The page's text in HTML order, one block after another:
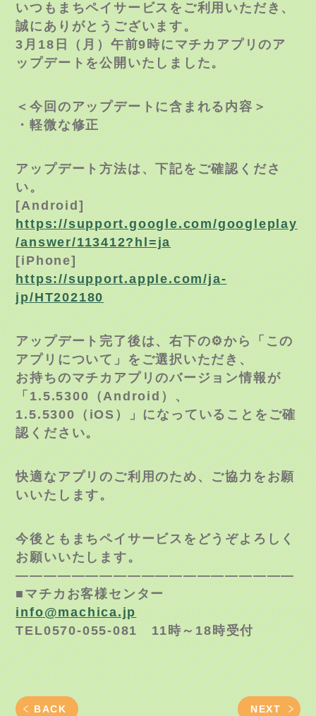
いつもまちペイサービスをご利用いただき、
誠にありがとうございます。
3月18日（月）午前9時にマチカアプリのア
ップデートを公開いたしました。
＜今回のアップデートに含まれる内容＞
・軽微な修正
アップデート方法は、下記をご確認くださ
い。
[Android]
https://support.google.com/googleplay
/answer/113412?hl=ja
[iPhone]
https://support.apple.com/ja-
jp/HT202180
アップデート完了後は、右下の⚙から「この
アプリについて」をご選択いただき、
お持ちのマチカアプリのバージョン情報が
「1.5.5300（Android）、
1.5.5300（iOS）」になっていることをご確
認ください。
快適なアプリのご利用のため、ご協力をお願
いいたします。
今後ともまちペイサービスをどうぞよろしく
お願いいたします。
————————————————————
■マチカお客様センター
info@machica.jp
TEL0570-055-081 11時～18時受付
BACK NEXT